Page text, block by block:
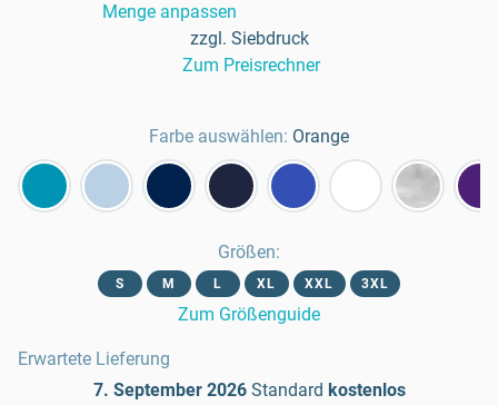
Menge anpassen
zzgl. Siebdruck
Zum Preisrechner
Farbe auswählen: Orange
Größen:
S M L XL XXL 3XL
Zum Größenguide
Erwartete Lieferung
7. September 2026 Standard kostenlos